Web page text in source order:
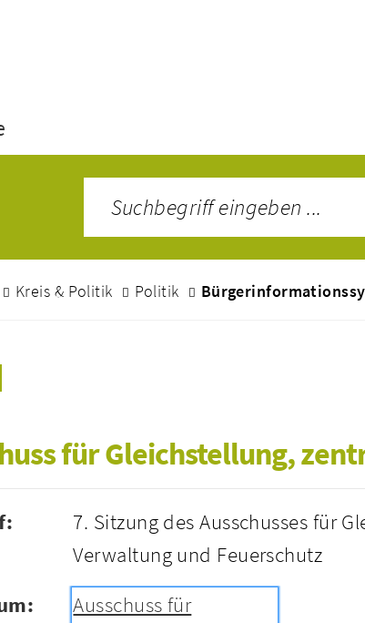
Kreis & Politik Politik
für Gleichstellung,
7. Sitzung des Ausschusses für
Verwaltung und Feuerschutz
Ausschuss für